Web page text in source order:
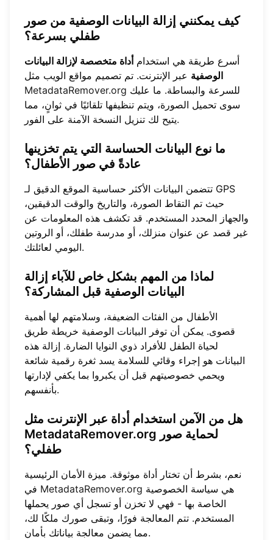
كيف يمكنني إزالة البيانات الوصفية من صور
طفلي بسرعة؟
أسرع طريقة هي استخدام أداة متخصصة لإزالة البيانات
الوصفية عبر الإنترنت. تم تصميم مواقع الويب مثل
MetadataRemover.org
سوى تحميل الصورة، ويتم تنظيفها تلقائيًا في ثوانٍ، مما
يتيح لك تنزيل النسخة الآمنة على الفور.
ما نوع البيانات الحساسة التي يتم تخزينها
عادةً في صور الأطفال؟
تتضمن البيانات الأكثر حساسية الموقع الدقيق لـ GPS
حيث تم التقاط الصورة، والتاريخ والوقت الدقيقين،
والجهاز المحدد المستخدم. قد تكشف هذه المعلومات عن
غير قصد عن عنوان منزلك، أو مدرسة طفلك، أو الروتين
اليومي لعائلتك.
لماذا من المهم بشكل خاص للآباء إزالة
البيانات الوصفية قبل المشاركة؟
الأطفال من الفئات الضعيفة، وسلامتهم لها أهمية
قصوى. يمكن أن توفر البيانات الوصفية خريطة طريق
لحياة الطفل للأفراد ذوي النوايا الضارة. إزالة هذه
البيانات هو إجراء وقائي للسلامة يسد ثغرة رقمية شائعة
ويحمي خصوصيتهم قبل أن يكبروا بما يكفي لإدارتها
بأنفسهم.
هل من الآمن استخدام أداة عبر الإنترنت مثل
MetadataRemover.org لحماية صور
طفلي؟
نعم، بشرط أن تختار أداة موثوقة. ميزة الأمان الرئيسية
MetadataRemover.org
الخاصة بها - فهي لا تخزن أو تسجل أي صور يحملها
المستخدم. تتم المعالجة فورًا، وتبقى صورك ملكًا لك،
مما يضمن معالجة بياناتك بأمان.